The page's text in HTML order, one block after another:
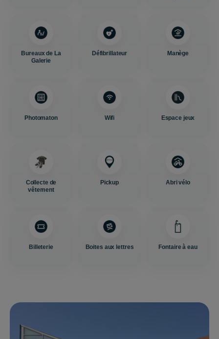
Bureaux de La
Galerie
Défibrillateur Manège
Photomaton Wifi Espace jeux
Collecte de
vêtement
Pickup Abri vélo
Billeterie Boites aux lettres Fontaire à eau